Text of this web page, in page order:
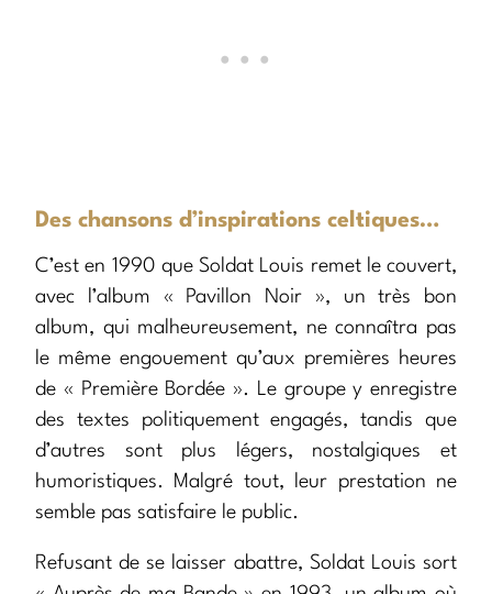
Des chansons d’inspirations celtiques…
C’est en 1990 que Soldat Louis remet le couvert,
avec l’album « Pavillon Noir », un très bon
album, qui malheureusement, ne connaîtra pas
le même engouement qu’aux premières heures
de « Première Bordée ». Le groupe y enregistre
des textes politiquement engagés, tandis que
d’autres sont plus légers, nostalgiques et
humoristiques. Malgré tout, leur prestation ne
semble pas satisfaire le public.
Refusant de se laisser abattre, Soldat Louis sort